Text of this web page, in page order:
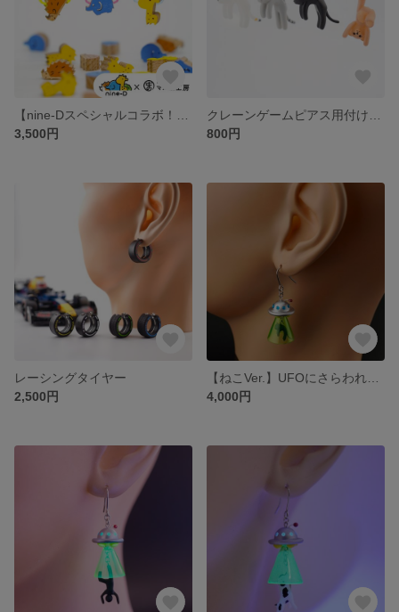
3,500円
800円
レーシングタイヤー
2,500円
4,000円